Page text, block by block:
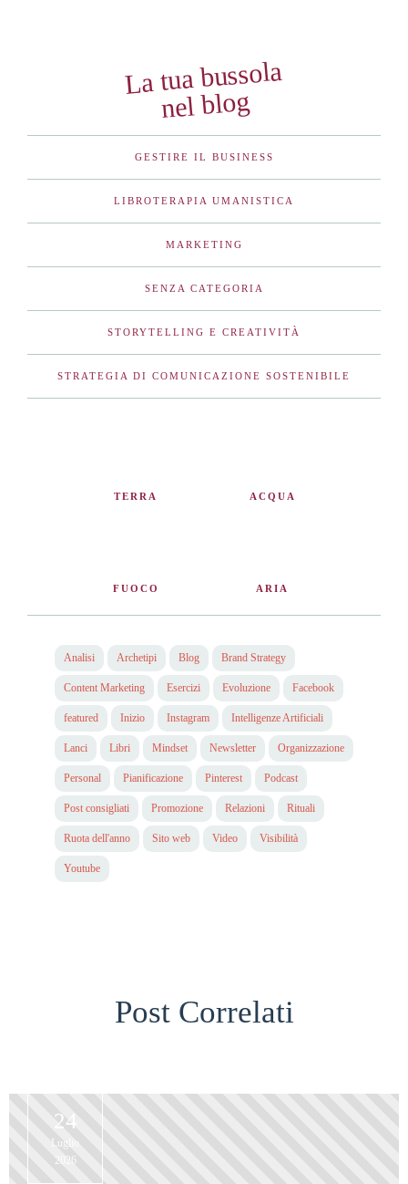
La tua bussola
nel blog
GESTIRE IL BUSINESS
LIBROTERAPIA UMANISTICA
MARKETING
SENZA CATEGORIA
STORYTELLING E CREATIVITÀ
STRATEGIA DI COMUNICAZIONE SOSTENIBILE
TERRA ACQUA
FUOCO ARIA
Analisi Archetipi Blog Brand Strategy
Content Marketing Esercizi Evoluzione Facebook
featured Inizio Instagram Intelligenze Artificiali
Lanci Libri Mindset Newsletter Organizzazione
Personal Pianificazione Pinterest Podcast
Post consigliati Promozione Relazioni Rituali
Ruota dell'anno Sito web Video Visibilità
Youtube
Post Correlati
24
Luglio
2026